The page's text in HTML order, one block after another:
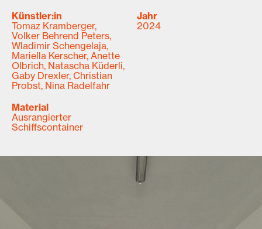
Künstler:in
Tomaz Kramberger,
Volker Behrend Peters,
Wladimir Schengelaja,
Mariella Kerscher, Anette
Olbrich, Natascha Küderli,
Gaby Drexler, Christian
Probst, Nina Radelfahr
Jahr
2024
Material
Ausrangierter
Schiffscontainer